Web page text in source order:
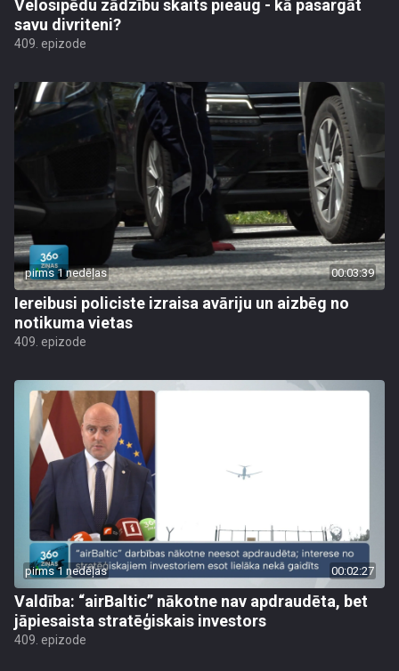
Velosipēdu zādzību skaits pieaug - kā pasargāt
savu divriteni?
409. epizode
pirms 1 nedēļas 00:03:39
Iereibusi policiste izraisa avāriju un aizbēg no
notikuma vietas
409. epizode
pirms 1 nedēļas 00:02:27
Valdība: “airBaltic” nākotne nav apdraudēta, bet
jāpiesaista stratēģiskais investors
409. epizode